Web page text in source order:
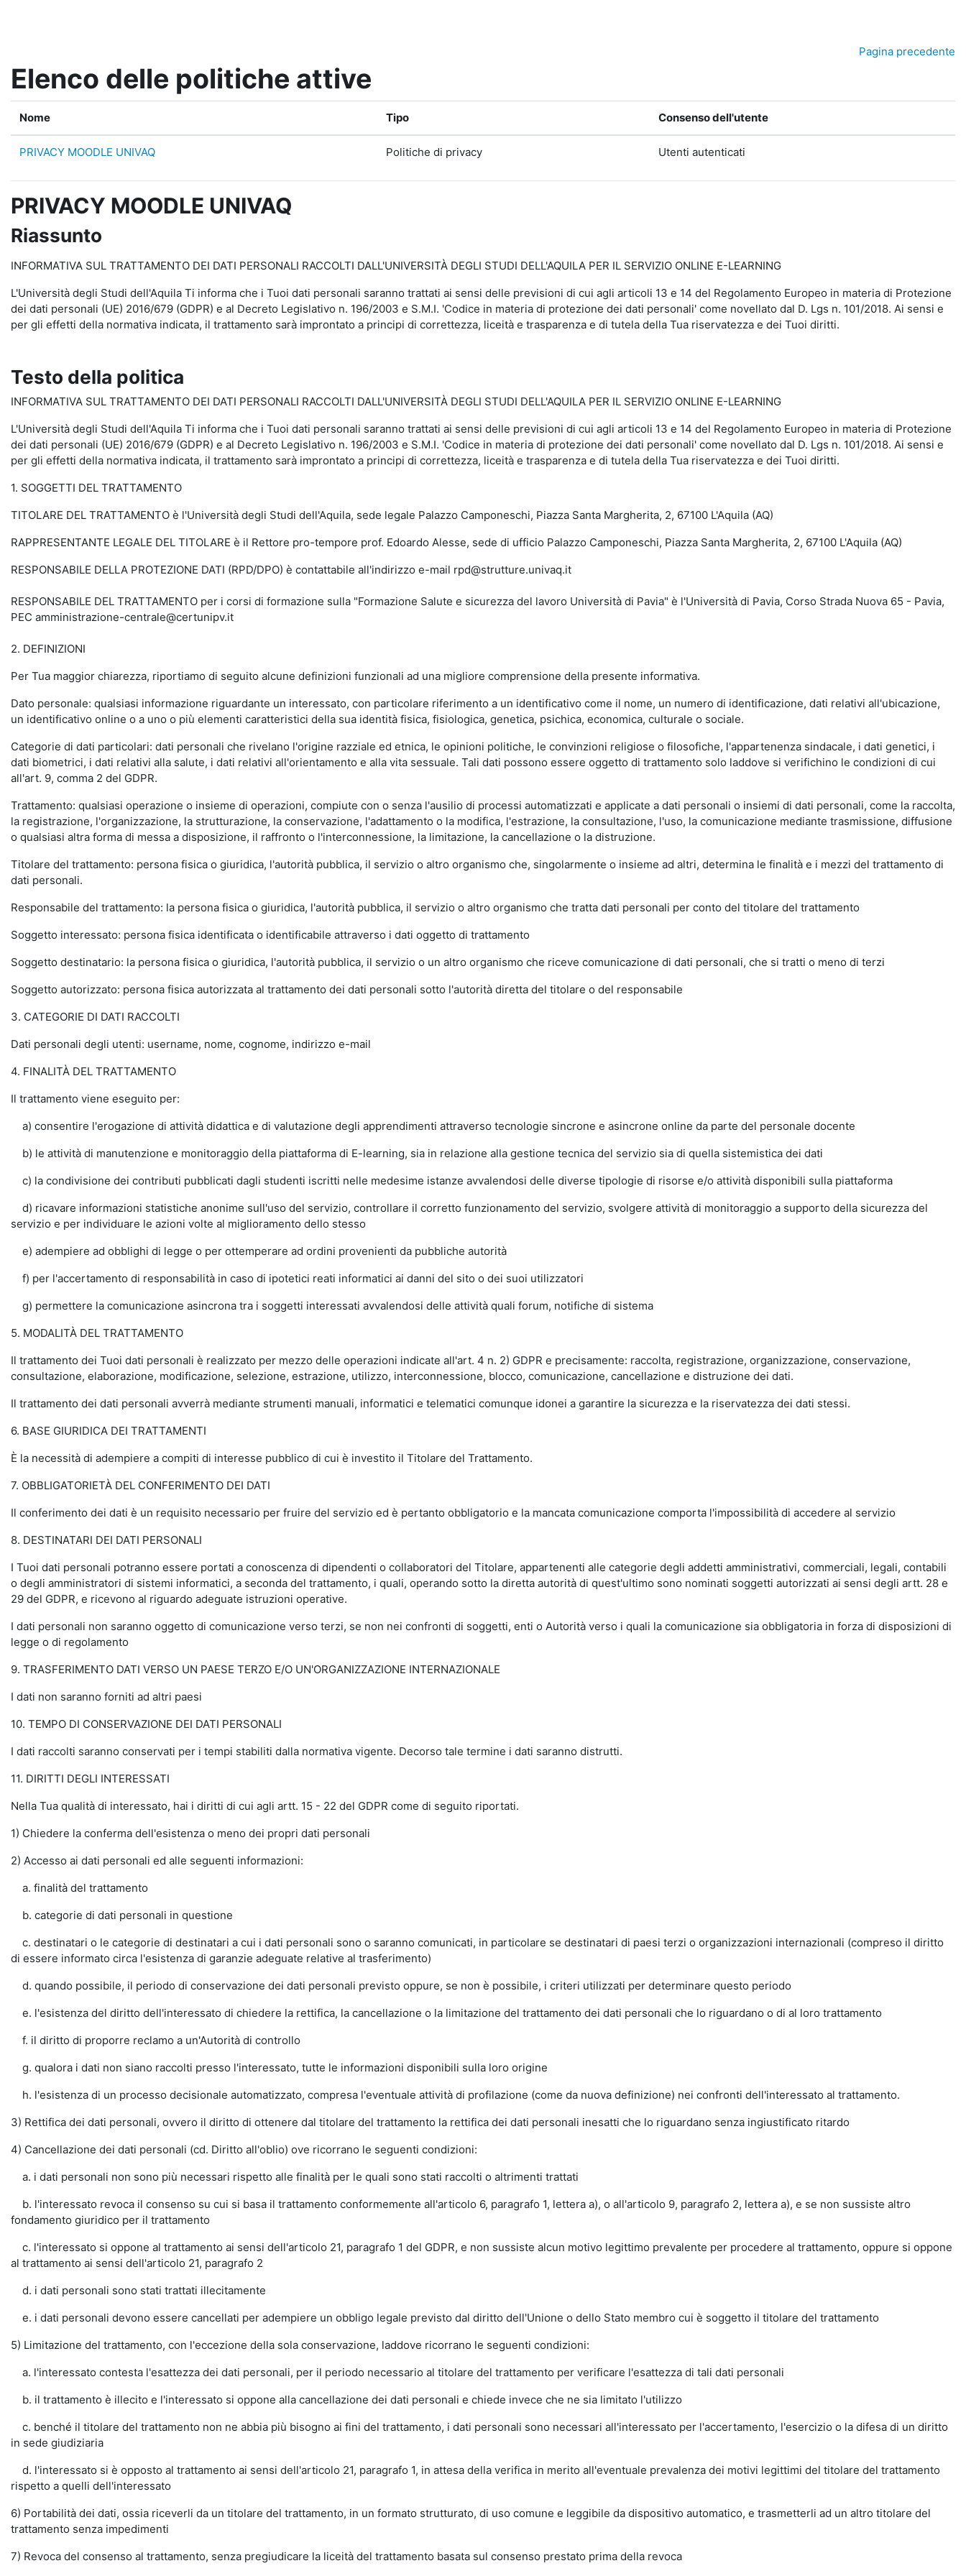
Pagina precedente
Elenco delle politiche attive
Nome Tipo Consenso dell'utente
PRIVACY MOODLE UNIVAQ Politiche di privacy Utenti autenticati
PRIVACY MOODLE UNIVAQ
Riassunto
INFORMATIVA SUL TRATTAMENTO DEI DATI PERSONALI RACCOLTI DALL'UNIVERSITÀ DEGLI STUDI DELL'AQUILA PER IL SERVIZIO ONLINE E-LEARNING
L'Università degli Studi dell'Aquila Ti informa che i Tuoi dati personali saranno trattati ai sensi delle previsioni di cui agli articoli 13 e 14 del Regolamento Europeo in materia di Protezione
dei dati personali (UE) 2016/679 (GDPR) e al Decreto Legislativo n. 196/2003 e S.M.I. 'Codice in materia di protezione dei dati personali' come novellato dal D. Lgs n. 101/2018. Ai sensi e
per gli effetti della normativa indicata, il trattamento sarà improntato a principi di correttezza, liceità e trasparenza e di tutela della Tua riservatezza e dei Tuoi diritti.
Testo della politica
INFORMATIVA SUL TRATTAMENTO DEI DATI PERSONALI RACCOLTI DALL'UNIVERSITÀ DEGLI STUDI DELL'AQUILA PER IL SERVIZIO ONLINE E-LEARNING
L'Università degli Studi dell'Aquila Ti informa che i Tuoi dati personali saranno trattati ai sensi delle previsioni di cui agli articoli 13 e 14 del Regolamento Europeo in materia di Protezione
dei dati personali (UE) 2016/679 (GDPR) e al Decreto Legislativo n. 196/2003 e S.M.I. 'Codice in materia di protezione dei dati personali' come novellato dal D. Lgs n. 101/2018. Ai sensi e
per gli effetti della normativa indicata, il trattamento sarà improntato a principi di correttezza, liceità e trasparenza e di tutela della Tua riservatezza e dei Tuoi diritti.
1. SOGGETTI DEL TRATTAMENTO
TITOLARE DEL TRATTAMENTO è l'Università degli Studi dell'Aquila, sede legale Palazzo Camponeschi, Piazza Santa Margherita, 2, 67100 L'Aquila (AQ)
RAPPRESENTANTE LEGALE DEL TITOLARE è il Rettore pro-tempore prof. Edoardo Alesse, sede di ufficio Palazzo Camponeschi, Piazza Santa Margherita, 2, 67100 L'Aquila (AQ)
RESPONSABILE DELLA PROTEZIONE DATI (RPD/DPO) è contattabile all'indirizzo e-mail rpd@strutture.univaq.it
RESPONSABILE DEL TRATTAMENTO per i corsi di formazione sulla "Formazione Salute e sicurezza del lavoro Università di Pavia" è l'Università di Pavia, Corso Strada Nuova 65 - Pavia,
PEC amministrazione-centrale@certunipv.it
2. DEFINIZIONI
Per Tua maggior chiarezza, riportiamo di seguito alcune definizioni funzionali ad una migliore comprensione della presente informativa.
Dato personale: qualsiasi informazione riguardante un interessato, con particolare riferimento a un identificativo come il nome, un numero di identificazione, dati relativi all'ubicazione,
un identificativo online o a uno o più elementi caratteristici della sua identità fisica, fisiologica, genetica, psichica, economica, culturale o sociale.
Categorie di dati particolari: dati personali che rivelano l'origine razziale ed etnica, le opinioni politiche, le convinzioni religiose o filosofiche, l'appartenenza sindacale, i dati genetici, i
dati biometrici, i dati relativi alla salute, i dati relativi all'orientamento e alla vita sessuale. Tali dati possono essere oggetto di trattamento solo laddove si verifichino le condizioni di cui
all'art. 9, comma 2 del GDPR.
Trattamento: qualsiasi operazione o insieme di operazioni, compiute con o senza l'ausilio di processi automatizzati e applicate a dati personali o insiemi di dati personali, come la raccolta,
la registrazione, l'organizzazione, la strutturazione, la conservazione, l'adattamento o la modifica, l'estrazione, la consultazione, l'uso, la comunicazione mediante trasmissione, diffusione
o qualsiasi altra forma di messa a disposizione, il raffronto o l'interconnessione, la limitazione, la cancellazione o la distruzione.
Titolare del trattamento: persona fisica o giuridica, l'autorità pubblica, il servizio o altro organismo che, singolarmente o insieme ad altri, determina le finalità e i mezzi del trattamento di
dati personali.
Responsabile del trattamento: la persona fisica o giuridica, l'autorità pubblica, il servizio o altro organismo che tratta dati personali per conto del titolare del trattamento
Soggetto interessato: persona fisica identificata o identificabile attraverso i dati oggetto di trattamento
Soggetto destinatario: la persona fisica o giuridica, l'autorità pubblica, il servizio o un altro organismo che riceve comunicazione di dati personali, che si tratti o meno di terzi
Soggetto autorizzato: persona fisica autorizzata al trattamento dei dati personali sotto l'autorità diretta del titolare o del responsabile
3. CATEGORIE DI DATI RACCOLTI
Dati personali degli utenti: username, nome, cognome, indirizzo e-mail
4. FINALITÀ DEL TRATTAMENTO
Il trattamento viene eseguito per:
a) consentire l'erogazione di attività didattica e di valutazione degli apprendimenti attraverso tecnologie sincrone e asincrone online da parte del personale docente
b) le attività di manutenzione e monitoraggio della piattaforma di E-learning, sia in relazione alla gestione tecnica del servizio sia di quella sistemistica dei dati
c) la condivisione dei contributi pubblicati dagli studenti iscritti nelle medesime istanze avvalendosi delle diverse tipologie di risorse e/o attività disponibili sulla piattaforma
d) ricavare informazioni statistiche anonime sull'uso del servizio, controllare il corretto funzionamento del servizio, svolgere attività di monitoraggio a supporto della sicurezza del
servizio e per individuare le azioni volte al miglioramento dello stesso
e) adempiere ad obblighi di legge o per ottemperare ad ordini provenienti da pubbliche autorità
f) per l'accertamento di responsabilità in caso di ipotetici reati informatici ai danni del sito o dei suoi utilizzatori
g) permettere la comunicazione asincrona tra i soggetti interessati avvalendosi delle attività quali forum, notifiche di sistema
5. MODALITÀ DEL TRATTAMENTO
Il trattamento dei Tuoi dati personali è realizzato per mezzo delle operazioni indicate all'art. 4 n. 2) GDPR e precisamente: raccolta, registrazione, organizzazione, conservazione,
consultazione, elaborazione, modificazione, selezione, estrazione, utilizzo, interconnessione, blocco, comunicazione, cancellazione e distruzione dei dati.
Il trattamento dei dati personali avverrà mediante strumenti manuali, informatici e telematici comunque idonei a garantire la sicurezza e la riservatezza dei dati stessi.
6. BASE GIURIDICA DEI TRATTAMENTI
È la necessità di adempiere a compiti di interesse pubblico di cui è investito il Titolare del Trattamento.
7. OBBLIGATORIETÀ DEL CONFERIMENTO DEI DATI
Il conferimento dei dati è un requisito necessario per fruire del servizio ed è pertanto obbligatorio e la mancata comunicazione comporta l'impossibilità di accedere al servizio
8. DESTINATARI DEI DATI PERSONALI
I Tuoi dati personali potranno essere portati a conoscenza di dipendenti o collaboratori del Titolare, appartenenti alle categorie degli addetti amministrativi, commerciali, legali, contabili
o degli amministratori di sistemi informatici, a seconda del trattamento, i quali, operando sotto la diretta autorità di quest'ultimo sono nominati soggetti autorizzati ai sensi degli artt. 28 e
29 del GDPR, e ricevono al riguardo adeguate istruzioni operative.
I dati personali non saranno oggetto di comunicazione verso terzi, se non nei confronti di soggetti, enti o Autorità verso i quali la comunicazione sia obbligatoria in forza di disposizioni di
legge o di regolamento
9. TRASFERIMENTO DATI VERSO UN PAESE TERZO E/O UN'ORGANIZZAZIONE INTERNAZIONALE
I dati non saranno forniti ad altri paesi
10. TEMPO DI CONSERVAZIONE DEI DATI PERSONALI
I dati raccolti saranno conservati per i tempi stabiliti dalla normativa vigente. Decorso tale termine i dati saranno distrutti.
11. DIRITTI DEGLI INTERESSATI
Nella Tua qualità di interessato, hai i diritti di cui agli artt. 15 - 22 del GDPR come di seguito riportati.
1) Chiedere la conferma dell'esistenza o meno dei propri dati personali
2) Accesso ai dati personali ed alle seguenti informazioni:
a. finalità del trattamento
b. categorie di dati personali in questione
c. destinatari o le categorie di destinatari a cui i dati personali sono o saranno comunicati, in particolare se destinatari di paesi terzi o organizzazioni internazionali (compreso il diritto
di essere informato circa l'esistenza di garanzie adeguate relative al trasferimento)
d. quando possibile, il periodo di conservazione dei dati personali previsto oppure, se non è possibile, i criteri utilizzati per determinare questo periodo
e. l'esistenza del diritto dell'interessato di chiedere la rettifica, la cancellazione o la limitazione del trattamento dei dati personali che lo riguardano o di al loro trattamento
f. il diritto di proporre reclamo a un'Autorità di controllo
g. qualora i dati non siano raccolti presso l'interessato, tutte le informazioni disponibili sulla loro origine
h. l'esistenza di un processo decisionale automatizzato, compresa l'eventuale attività di profilazione (come da nuova definizione) nei confronti dell'interessato al trattamento.
3) Rettifica dei dati personali, ovvero il diritto di ottenere dal titolare del trattamento la rettifica dei dati personali inesatti che lo riguardano senza ingiustificato ritardo
4) Cancellazione dei dati personali (cd. Diritto all'oblio) ove ricorrano le seguenti condizioni:
a. i dati personali non sono più necessari rispetto alle finalità per le quali sono stati raccolti o altrimenti trattati
b. l'interessato revoca il consenso su cui si basa il trattamento conformemente all'articolo 6, paragrafo 1, lettera a), o all'articolo 9, paragrafo 2, lettera a), e se non sussiste altro
fondamento giuridico per il trattamento
c. l'interessato si oppone al trattamento ai sensi dell'articolo 21, paragrafo 1 del GDPR, e non sussiste alcun motivo legittimo prevalente per procedere al trattamento, oppure si oppone
al trattamento ai sensi dell'articolo 21, paragrafo 2
d. i dati personali sono stati trattati illecitamente
e. i dati personali devono essere cancellati per adempiere un obbligo legale previsto dal diritto dell'Unione o dello Stato membro cui è soggetto il titolare del trattamento
5) Limitazione del trattamento, con l'eccezione della sola conservazione, laddove ricorrano le seguenti condizioni:
a. l'interessato contesta l'esattezza dei dati personali, per il periodo necessario al titolare del trattamento per verificare l'esattezza di tali dati personali
b. il trattamento è illecito e l'interessato si oppone alla cancellazione dei dati personali e chiede invece che ne sia limitato l'utilizzo
c. benché il titolare del trattamento non ne abbia più bisogno ai fini del trattamento, i dati personali sono necessari all'interessato per l'accertamento, l'esercizio o la difesa di un diritto
in sede giudiziaria
d. l'interessato si è opposto al trattamento ai sensi dell'articolo 21, paragrafo 1, in attesa della verifica in merito all'eventuale prevalenza dei motivi legittimi del titolare del trattamento
rispetto a quelli dell'interessato
6) Portabilità dei dati, ossia riceverli da un titolare del trattamento, in un formato strutturato, di uso comune e leggibile da dispositivo automatico, e trasmetterli ad un altro titolare del
trattamento senza impedimenti
7) Revoca del consenso al trattamento, senza pregiudicare la liceità del trattamento basata sul consenso prestato prima della revoca